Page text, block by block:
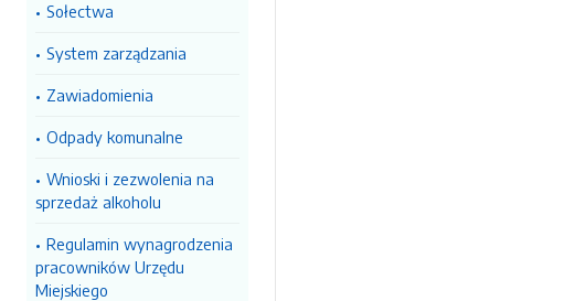
Sołectwa
System zarządzania
Zawiadomienia
Odpady komunalne
Wnioski i zezwolenia na
sprzedaż alkoholu
Regulamin wynagrodzenia
pracowników Urzędu
Miejskiego